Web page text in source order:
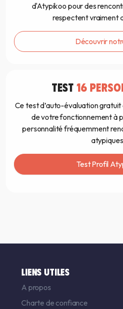
d'Atypikoo pour des
respectent vraiment
Découvrir
TEST 16
Ce test d’auto-évaluation
de votre fonctionnement à
personnalité fréquemment
Test Profil
LIENS UTILES
A propos
Charte de confiance